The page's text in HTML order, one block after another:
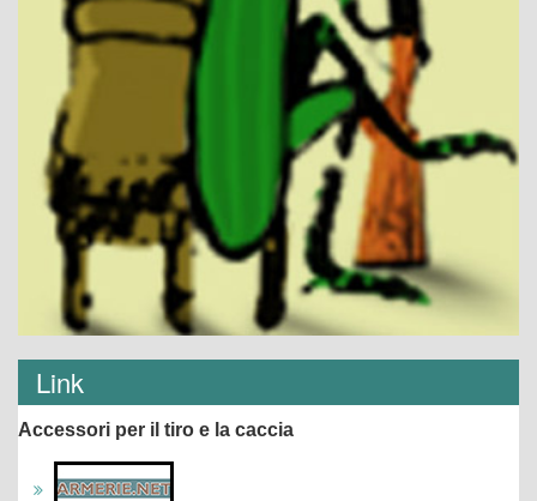
Link
Accessori per il tiro e la caccia